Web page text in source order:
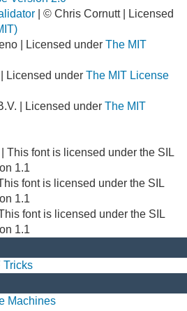
| © Chris Cornutt | Licensed
| Licensed under The MIT
Licensed under The MIT License
| Licensed under The MIT
This font is licensed under the SIL
1.1
font is licensed under the SIL
1.1
font is licensed under the SIL
1.1
Tricks
Machines